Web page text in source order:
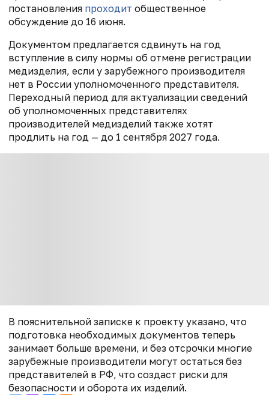
постановления проходит общественное
обсуждение до 16 июня.
Документом предлагается сдвинуть на год
вступление в силу нормы об отмене регистрации
медизделия, если у зарубежного производителя
нет в России уполномоченного представителя.
Переходный период для актуализации сведений
об уполномоченных представителях
производителей медизделий также хотят
продлить на год — до 1 сентября 2027 года.
В пояснительной записке к проекту указано, что
подготовка необходимых документов теперь
занимает больше времени, и без отсрочки многие
зарубежные производители могут остаться без
представителей в РФ, что создаст риски для
безопасности и оборота их изделий.